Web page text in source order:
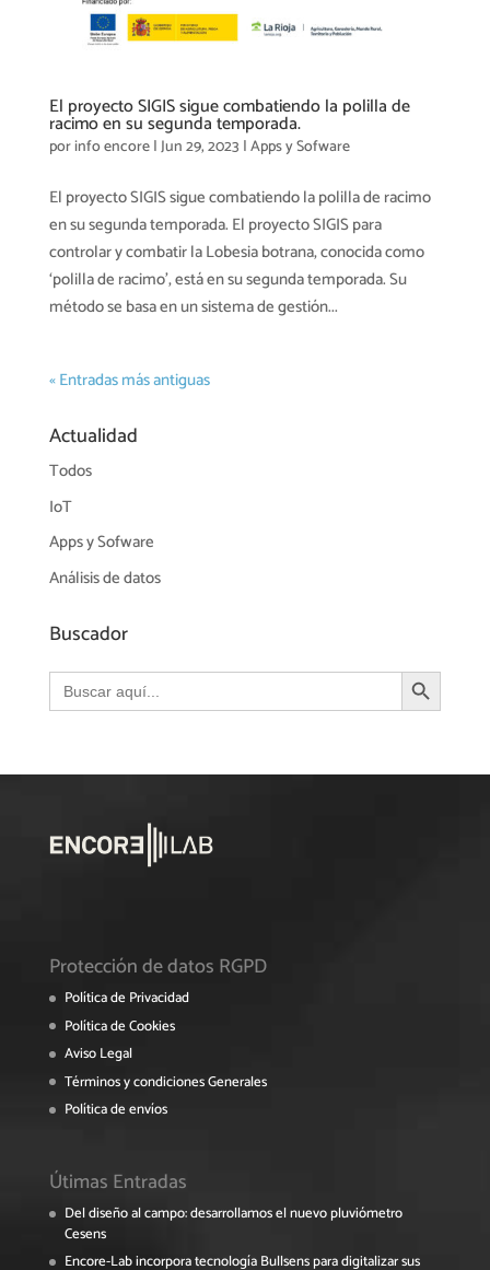
El proyecto SIGIS sigue combatiendo la polilla de
racimo en su segunda temporada.
porinfo encore|Jun 29, 2023 |Apps y Sofware
El proyecto SIGIS sigue combatiendo la polilla de racimo
en su segunda temporada. El proyecto SIGIS para
controlar y combatir la Lobesia botrana, conocida como
‘polilla de racimo’, está en su segunda temporada. Su
método se basa en un sistema de gestión...
« Entradas más antiguas
Actualidad
Todos
IoT
Apps y Sofware
Análisis de datos
Buscador
Buscar: Botón de búsqueda
Protección de datos RGPD
Política de Privacidad
Política de Cookies
Aviso Legal
Términos y condiciones Generales
Política de envíos
Útimas Entradas
Del diseño al campo: desarrollamos el nuevo pluviómetro
Cesens
Encore-Lab incorpora tecnología Bullsens para digitalizar sus